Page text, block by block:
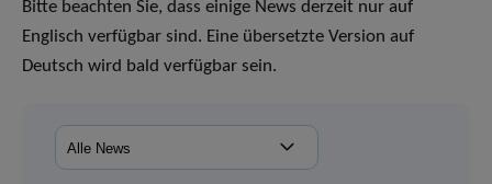
Bitte beachten Sie, dass einige News derzeit nur auf
Englisch verfügbar sind. Eine übersetzte Version auf
Deutsch wird bald verfügbar sein.